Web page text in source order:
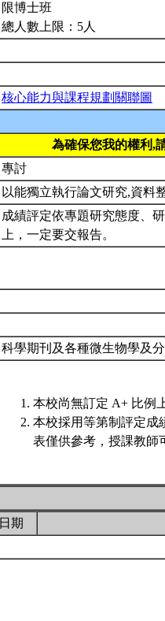
限博士班
總人數上限：5人
核心能力與課程規劃關聯圖
為確保您我的權利,
專討
以能獨立執行論文研究,資料
成績評定依專題研究態度、
上，一定要交報告。
科學期刊及各種微生物學及
本校尚無訂定 A+ 比例
本校採用等第制評定成
表僅供參考，授課教師
日期